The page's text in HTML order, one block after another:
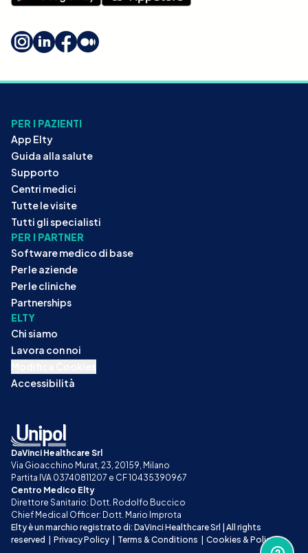
PER I PAZIENTI
App Elty
Guida alla salute
Supporto
Centri medici
Tutte le visite
Tutti gli specialisti
PER I PARTNER
Software medico di base
Per le aziende
Per le cliniche
Partnerships
ELTY
Chi siamo
Lavora con noi
Accessibilità
DaVinci Healthcare Srl
Via Gioacchino Murat, 23, 20159, Milano
Partita IVA 03740811207 e CF 10435390967
Centro Medico Elty
Direttore Sanitario: Dott. Rodolfo Buccico
Chief Medical Officer: Dott. Mario Improta
Elty è un marchio registrato di: DaVinci Healthcare Srl | All rights
reserved | Privacy Policy | Terms & Conditions | Cookies & Policy